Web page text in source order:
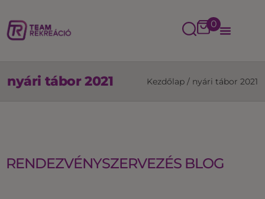
0
nyári tábor 2021 Kezdőlap / nyári tábor 2021
RENDEZVÉNYSZERVEZÉS BLOG